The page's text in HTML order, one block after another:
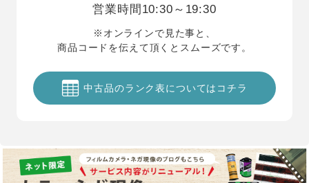
営業時間 10:30～19:30
※オンラインで見た事と、
商品コードを伝えて頂くとスムーズです。
中古品のランク表についてはコチラ